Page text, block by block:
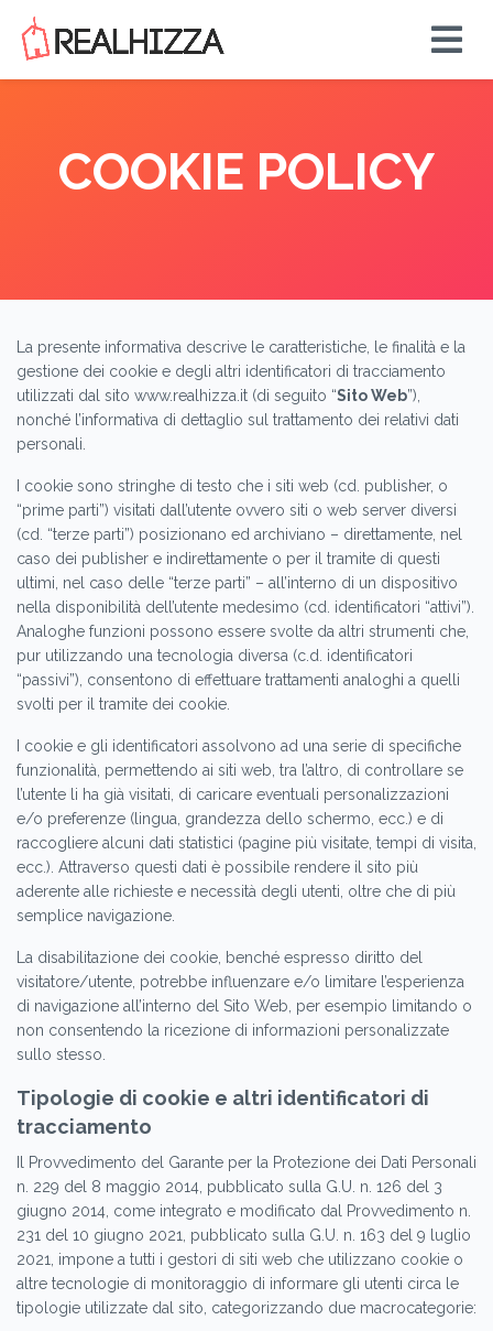
COOKIE POLICY
La presente informativa descrive le caratteristiche, le finalità e la
gestione dei cookie e degli altri identificatori di tracciamento
utilizzati dal sito www.realhizza.it (di seguito “Sito Web”),
nonché l’informativa di dettaglio sul trattamento dei relativi dati
personali.
I cookie sono stringhe di testo che i siti web (cd. publisher, o
“prime parti”) visitati dall’utente ovvero siti o web server diversi
(cd. “terze parti”) posizionano ed archiviano – direttamente, nel
caso dei publisher e indirettamente o per il tramite di questi
ultimi, nel caso delle “terze parti” – all’interno di un dispositivo
nella disponibilità dell’utente medesimo (cd. identificatori “attivi”).
Analoghe funzioni possono essere svolte da altri strumenti che,
pur utilizzando una tecnologia diversa (c.d. identificatori
“passivi”), consentono di effettuare trattamenti analoghi a quelli
svolti per il tramite dei cookie.
I cookie e gli identificatori assolvono ad una serie di specifiche
funzionalità, permettendo ai siti web, tra l’altro, di controllare se
l’utente li ha già visitati, di caricare eventuali personalizzazioni
e/o preferenze (lingua, grandezza dello schermo, ecc.) e di
raccogliere alcuni dati statistici (pagine più visitate, tempi di visita,
ecc.). Attraverso questi dati è possibile rendere il sito più
aderente alle richieste e necessità degli utenti, oltre che di più
semplice navigazione.
La disabilitazione dei cookie, benché espresso diritto del
visitatore/utente, potrebbe influenzare e/o limitare l’esperienza
di navigazione all’interno del Sito Web, per esempio limitando o
non consentendo la ricezione di informazioni personalizzate
sullo stesso.
Tipologie di cookie e altri identificatori di
tracciamento
Il Provvedimento del Garante per la Protezione dei Dati Personali
n. 229 del 8 maggio 2014, pubblicato sulla G.U. n. 126 del 3
giugno 2014, come integrato e modificato dal Provvedimento n.
231 del 10 giugno 2021, pubblicato sulla G.U. n. 163 del 9 luglio
2021, impone a tutti i gestori di siti web che utilizzano cookie o
altre tecnologie di monitoraggio di informare gli utenti circa le
tipologie utilizzate dal sito, categorizzando due macrocategorie: